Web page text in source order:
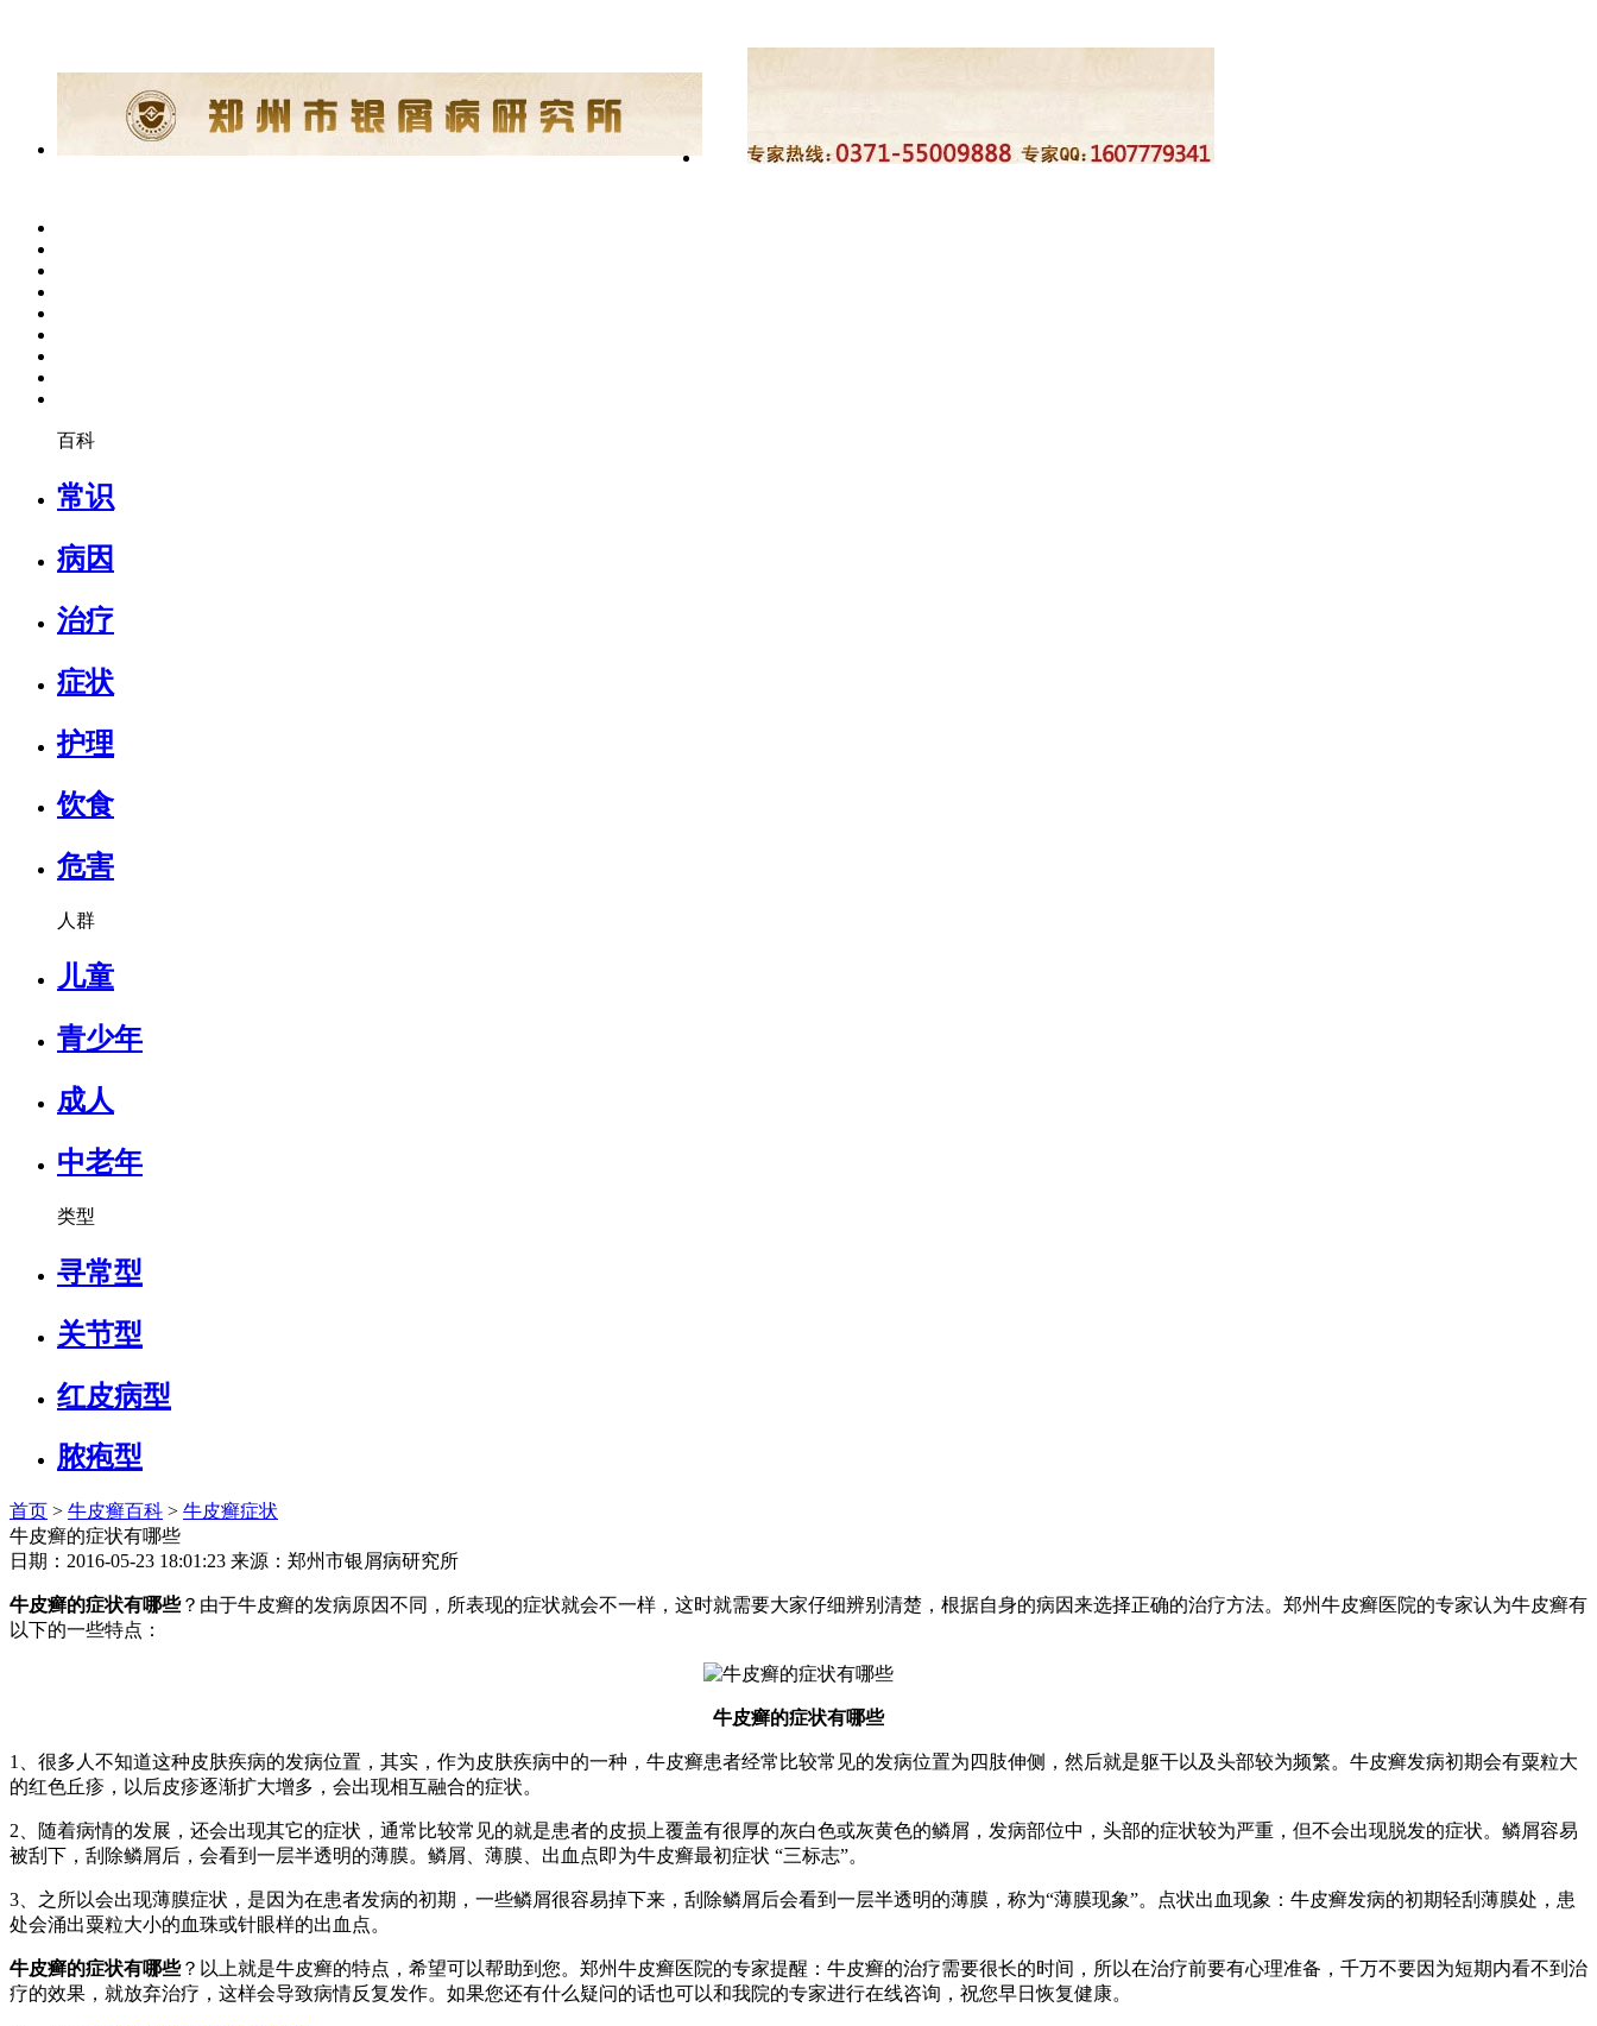
百科
常识
病因
治疗
症状
护理
饮食
危害
人群
儿童
青少年
成人
中老年
类型
寻常型
关节型
红皮病型
脓疱型
首页 > 牛皮癣百科 > 牛皮癣症状
牛皮癣的症状有哪些
日期：2016-05-23 18:01:23 来源：郑州市银屑病研究所
牛皮癣的症状有哪些？由于牛皮癣的发病原因不同，所表现的症状就会不一样，这时就需要大家仔细辨别清楚，根据自身的病因来选择正确的治疗方法。郑州牛皮癣医院的专家认为牛皮癣有
以下的一些特点：
牛皮癣的症状有哪些
1、很多人不知道这种皮肤疾病的发病位置，其实，作为皮肤疾病中的一种，牛皮癣患者经常比较常见的发病位置为四肢伸侧，然后就是躯干以及头部较为频繁。牛皮癣发病初期会有粟粒大
的红色丘疹，以后皮疹逐渐扩大增多，会出现相互融合的症状。
2、随着病情的发展，还会出现其它的症状，通常比较常见的就是患者的皮损上覆盖有很厚的灰白色或灰黄色的鳞屑，发病部位中，头部的症状较为严重，但不会出现脱发的症状。鳞屑容易
被刮下，刮除鳞屑后，会看到一层半透明的薄膜。鳞屑、薄膜、出血点即为牛皮癣最初症状 “三标志”。
3、之所以会出现薄膜症状，是因为在患者发病的初期，一些鳞屑很容易掉下来，刮除鳞屑后会看到一层半透明的薄膜，称为“薄膜现象”。点状出血现象：牛皮癣发病的初期轻刮薄膜处，患
处会涌出粟粒大小的血珠或针眼样的出血点。
牛皮癣的症状有哪些？以上就是牛皮癣的特点，希望可以帮助到您。郑州牛皮癣医院的专家提醒：牛皮癣的治疗需要很长的时间，所以在治疗前要有心理准备，千万不要因为短期内看不到治
疗的效果，就放弃治疗，这样会导致病情反复发作。如果您还有什么疑问的话也可以和我院的专家进行在线咨询，祝您早日恢复健康。